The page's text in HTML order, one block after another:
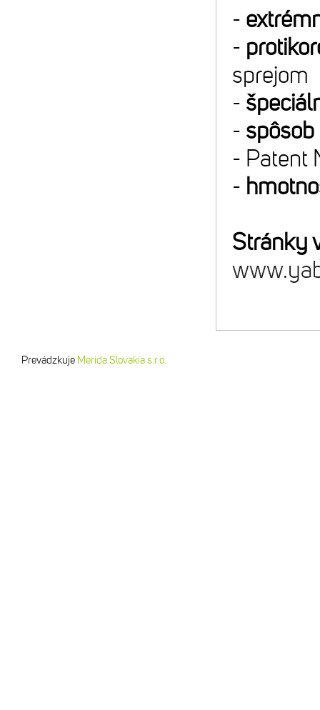
-
-
sprejom
-
- spôsob
- Patent
-
Stránky
Prevádzkuje Merida Slovakia s.r.o.